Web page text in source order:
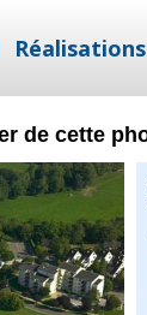
Réalisations